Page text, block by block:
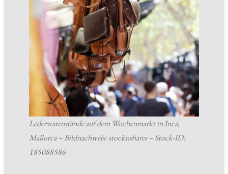
Lederwarenstände auf dem Wochenmarkt in Inca,
Mallorca – Bildnachweis: stocknshares – Stock-ID:
185088586